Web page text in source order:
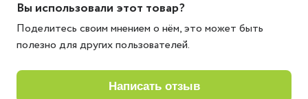
Вы использовали этот товар?
Поделитесь своим мнением о нём, это может быть
полезно для других пользователей.
написать отзыв